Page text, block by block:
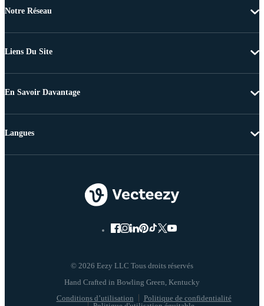
Notre Réseau
Liens Du Site
En Savoir Davantage
© 2026 Eezy LLC Tous droits réservés
Conditions d’utilisation
Politique de confidentialité
Langues